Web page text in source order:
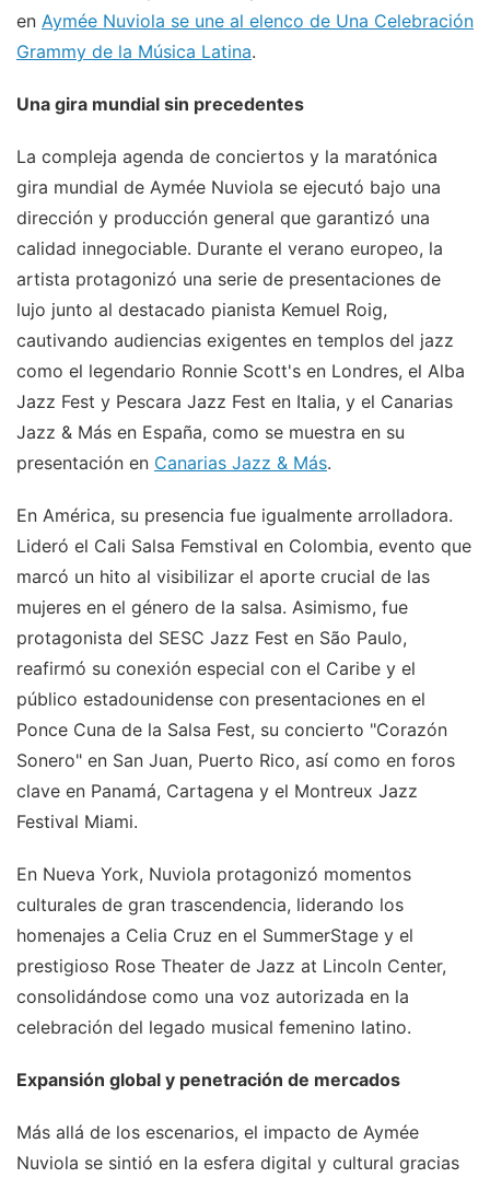
en Aymée Nuviola se une al elenco de Una Celebración
Grammy de la Música Latina.
Una gira mundial sin precedentes
La compleja agenda de conciertos y la maratónica
gira mundial de Aymée Nuviola se ejecutó bajo una
dirección y producción general que garantizó una
calidad innegociable. Durante el verano europeo, la
artista protagonizó una serie de presentaciones de
lujo junto al destacado pianista Kemuel Roig,
cautivando audiencias exigentes en templos del jazz
como el legendario Ronnie Scott's en Londres, el Alba
Jazz Fest y Pescara Jazz Fest en Italia, y el Canarias
Jazz & Más en España, como se muestra en su
presentación en Canarias Jazz & Más.
En América, su presencia fue igualmente arrolladora.
Lideró el Cali Salsa Femstival en Colombia, evento que
marcó un hito al visibilizar el aporte crucial de las
mujeres en el género de la salsa. Asimismo, fue
protagonista del SESC Jazz Fest en São Paulo,
reafirmó su conexión especial con el Caribe y el
público estadounidense con presentaciones en el
Ponce Cuna de la Salsa Fest, su concierto "Corazón
Sonero" en San Juan, Puerto Rico, así como en foros
clave en Panamá, Cartagena y el Montreux Jazz
Festival Miami.
En Nueva York, Nuviola protagonizó momentos
culturales de gran trascendencia, liderando los
homenajes a Celia Cruz en el SummerStage y el
prestigioso Rose Theater de Jazz at Lincoln Center,
consolidándose como una voz autorizada en la
celebración del legado musical femenino latino.
Expansión global y penetración de mercados
Más allá de los escenarios, el impacto de Aymée
Nuviola se sintió en la esfera digital y cultural gracias